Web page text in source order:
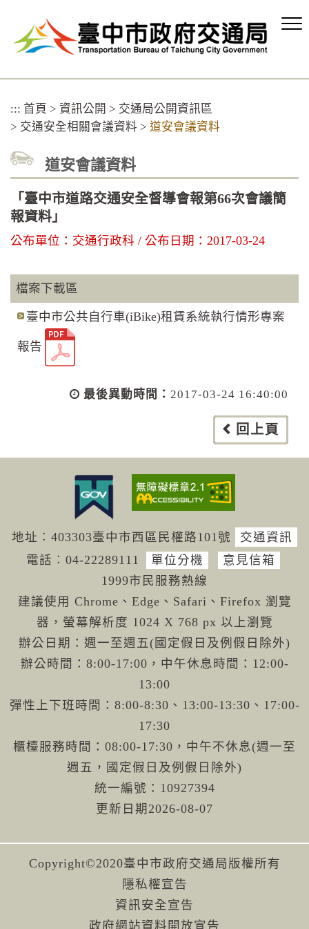
容
::: 首頁 > 資訊公開 > 交通局公開資訊區
> 交通安全相關會議資料 > 道安會議資料
道安會議資料
「臺中市道路交通安全督導會報第66次會議簡
報資料」
公布單位：交通行政科 / 公布日期：2017-03-24
檔案下載區
臺中市公共自行車(iBike)租賃系統執行情形專案
報告
最後異動時間： 2017-03-24 16:40:00
回上頁
地址︰403303臺中市西區民權路101號
交通資訊
電話︰04-22289111 單位分機
意見信箱
1999市民服務熱線
建議使用 Chrome、Edge、Safari、Firefox 瀏覽
器，螢幕解析度 1024 X 768 px 以上瀏覽
辦公日期：週一至週五(國定假日及例假日除外)
辦公時間：8:00-17:00，中午休息時間：12:00-
13:00
彈性上下班時間：8:00-8:30、13:00-13:30、17:00-
17:30
櫃檯服務時間：08:00-17:30，中午不休息(週一至
週五，國定假日及例假日除外)
統一編號：10927394
更新日期 2026-08-07
Copyright©2020臺中市政府交通局版權所有
隱私權宣告
資訊安全宣告
政府網站資料開放宣告